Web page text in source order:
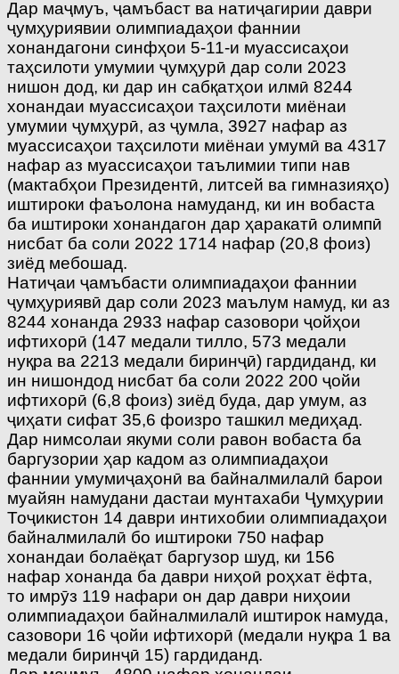
Дар маҷмуъ, ҷамъбаст ва натиҷагирии даври
ҷумҳуриявии олимпиадаҳои фаннии
хонандагони синфҳои 5-11-и муассисаҳои
таҳсилоти умумии ҷумҳурӣ дар соли 2023
нишон дод, ки дар ин сабқатҳои илмӣ 8244
хонандаи муассисаҳои таҳсилоти миёнаи
умумии ҷумҳурӣ, аз ҷумла, 3927 нафар аз
муассисаҳои таҳсилоти миёнаи умумӣ ва 4317
нафар аз муассисаҳои таълимии типи нав
(мактабҳои Президентӣ, литсей ва гимназияҳо)
иштироки фаъолона намуданд, ки ин вобаста
ба иштироки хонандагон дар ҳаракатӣ олимпӣ
нисбат ба соли 2022 1714 нафар (20,8 фоиз)
зиёд мебошад.
Натиҷаи ҷамъбасти олимпиадаҳои фаннии
ҷумҳуриявӣ дар соли 2023 маълум намуд, ки аз
8244 хонанда 2933 нафар сазовори ҷойҳои
ифтихорӣ (147 медали тилло, 573 медали
нуқра ва 2213 медали биринҷӣ) гардиданд, ки
ин нишондод нисбат ба соли 2022 200 ҷойи
ифтихорӣ (6,8 фоиз) зиёд буда, дар умум, аз
ҷиҳати сифат 35,6 фоизро ташкил медиҳад.
Дар нимсолаи якуми соли равон вобаста ба
баргузории ҳар кадом аз олимпиадаҳои
фаннии умумиҷаҳонӣ ва байналмилалӣ барои
муайян намудани дастаи мунтахаби Ҷумҳурии
Тоҷикистон 14 даври интихобии олимпиадаҳои
байналмилалӣ бо иштироки 750 нафар
хонандаи болаёқат баргузор шуд, ки 156
нафар хонанда ба даври ниҳоӣ роҳхат ёфта,
то имрӯз 119 нафари он дар даври ниҳоии
олимпиадаҳои байналмилалӣ иштирок намуда,
сазовори 16 ҷойи ифтихорӣ (медали нуқра 1 ва
медали биринҷӣ 15) гардиданд.